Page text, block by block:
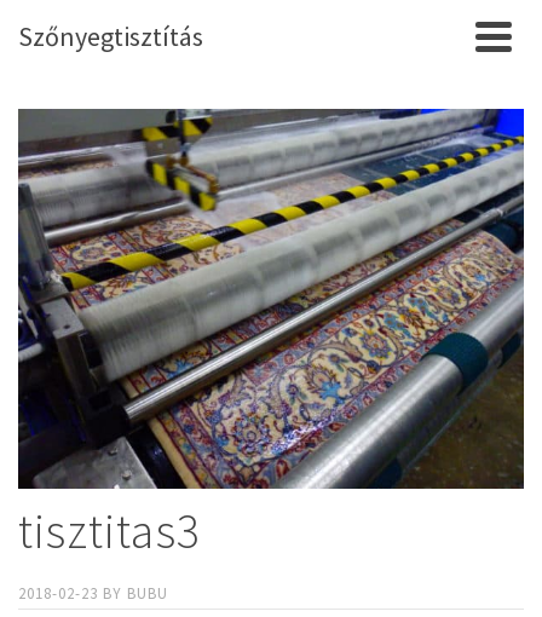
Szőnyegtisztítás
tisztitas3
2018-02-23 BY BUBU